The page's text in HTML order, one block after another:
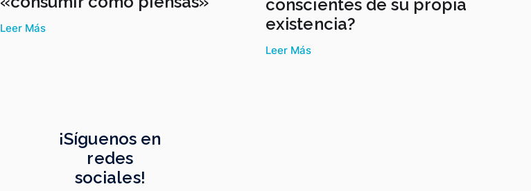
Leer Más
conscientes de su propia
existencia?
Leer Más
¡Síguenos en
redes
sociales!